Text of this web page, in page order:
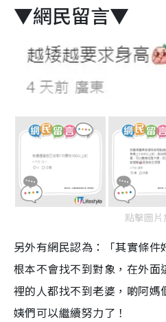
▼網民留言▼
點擊圖片
另外有網民認為：「其實條件
根本不會找不到對象，在外
裡的人都找不到老婆，啲阿
姨們可以繼續努力了！